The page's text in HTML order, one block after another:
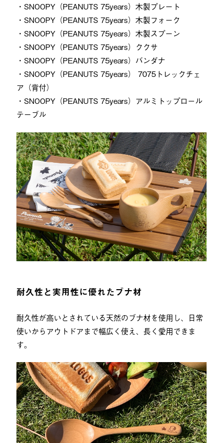
・SNOOPY（PEANUTS 75years）木製プレート
・SNOOPY（PEANUTS 75years）木製フォーク
・SNOOPY（PEANUTS 75years）木製スプーン
・SNOOPY（PEANUTS 75years）ククサ
・SNOOPY（PEANUTS 75years）バンダナ
・SNOOPY（PEANUTS 75years） 7075トレックチェ
ア（背付）
・SNOOPY（PEANUTS 75years）アルミトップロール
テーブル
耐久性と実用性に優れたブナ材
耐久性が高いとされている天然のブナ材を使用し、日常
使いからアウトドアまで幅広く使え、長く愛用できま
す。